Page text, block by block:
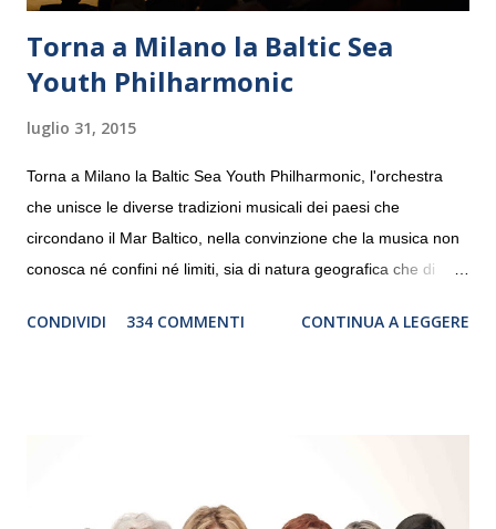
Torna a Milano la Baltic Sea
Youth Philharmonic
luglio 31, 2015
Torna a Milano la Baltic Sea Youth Philharmonic, l'orchestra
che unisce le diverse tradizioni musicali dei paesi che
circondano il Mar Baltico, nella convinzione che la musica non
conosca né confini né limiti, sia di natura geografica che di
debutterà il 10 settembre a Heiden, in Germania, e toccherà, in
“Settembre dell’Accademia” dove si esibirà per il secondo anno
CONDIVIDI 334 COMMENTI CONTINUA A LEGGERE